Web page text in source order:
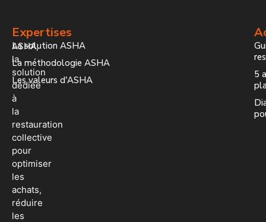
ASHA,
la
solution
dédiée
à
la
restauration
collective
pour
optimiser
les
achats,
réduire
les
Expertises
La solution ASHA
La méthodologie ASHA
Les valeurs d'ASHA
5